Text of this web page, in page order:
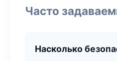
Часто
Насколько